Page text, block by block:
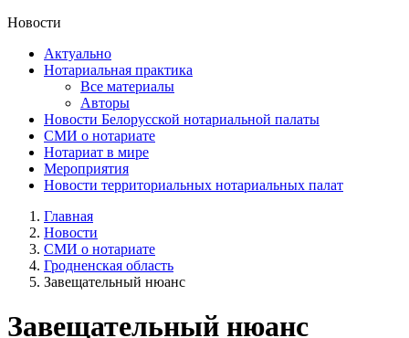
Новости
Актуально
Нотариальная практика
Все материалы
Авторы
Новости Белорусской нотариальной палаты
СМИ о нотариате
Нотариат в мире
Мероприятия
Новости территориальных нотариальных палат
Главная
Новости
СМИ о нотариате
Гродненская область
Завещательный нюанс
Завещательный нюанс